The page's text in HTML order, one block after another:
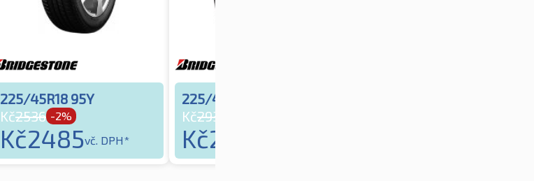
225/45R18 95Y
Kč2536 -2%
Kč2485vč. DPH*
225/45R18 95Y
Kč2934
Kč2876